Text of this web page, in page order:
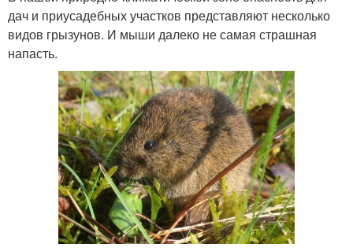
дач и приусадебных участков представляют несколько
видов грызунов. И мыши далеко не самая страшная
напасть.